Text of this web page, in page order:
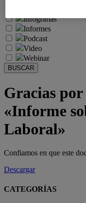
Infografías
Informes
Podcast
Video
Webinar
BUSCAR
Gracias por
«Informe
Laboral»
Confiamos en que este
Descargar
CATEGORÍAS